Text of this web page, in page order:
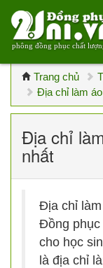
phông đồng phục chất
Trang chủ
Địa chỉ làm
Địa chỉ
nhất
Địa chỉ
Đồng phục
cho học
là địa chỉ